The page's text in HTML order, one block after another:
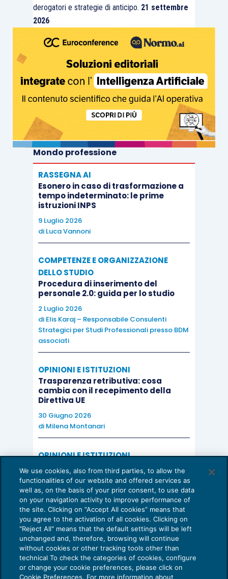
derogatori e strategie di anticipo. 21 settembre
2026
Mondo professione
RASSEGNA AI
Esonero in caso di trasformazione a
tempo indeterminato: le prime
istruzioni INPS
9 Luglio 2026
di Luca Vannoni
COMPETENZE E ORGANIZZAZIONE
DELLO STUDIO
Procedura di inserimento del
personale 2.0: guida per lo studio
2 Luglio 2026
di Elis Karaj – Responsabile Consulenti
Strategici per Studi Professionali presso BDM
associati
OPINIONI E ISTITUZIONI
Trasparenza retributiva: cosa
cambia con il recepimento della
Direttiva UE
30 Giugno 2026
di Milena Montanari
OPINIONI E ISTITUZIONI
Valorizzare il potenziale dello Studio:
una riflessione sul futuro della
consulenza del lavoro
15 Giugno 2026
di Milena Montanari
We use cookies, also from third parties, to allow the
functionalities of our website and offered services as
well as, on the basis of your prior consent, to use data
on your navigation activity to improve performance of
the site. Clicking on “Accept All cookies” means that
you agree to the activation of all cookies. Clicking on
"Reject All" means that the default settings will be left
unchanged and, therefore, browsing will continue
without cookies or other tracking tools other than
technical To check the categories of cookies, configure
or change your cookie preferences, please click on
Cookie Preferences. For more information about